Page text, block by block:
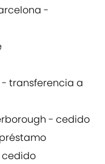
-
- transferencia a
- cedido
cedido